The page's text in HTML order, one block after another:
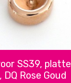
SS39, platte
Rose Goud